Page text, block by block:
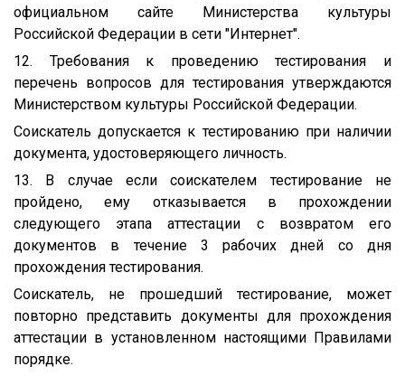
официальном сайте Министерства культуры
Российской Федерации в сети "Интернет".
12. Требования к проведению тестирования и
перечень вопросов для тестирования утверждаются
Министерством культуры Российской Федерации.
Соискатель допускается к тестированию при наличии
документа, удостоверяющего личность.
13. В случае если соискателем тестирование не
пройдено, ему отказывается в прохождении
следующего этапа аттестации с возвратом его
документов в течение 3 рабочих дней со дня
прохождения тестирования.
Соискатель, не прошедший тестирование, может
повторно представить документы для прохождения
аттестации в установленном настоящими Правилами
порядке.